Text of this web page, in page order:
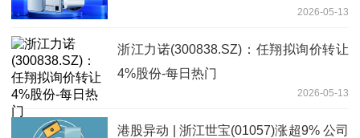
2026-05-13
浙江力诺(300838.SZ)：任翔拟询价转让
4%股份-每日热门
2026-05-13
港股异动 | 浙江世宝(01057)涨超9% 公司